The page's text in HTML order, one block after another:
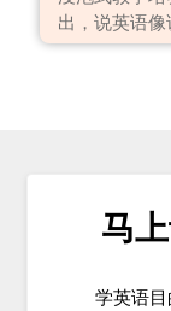
出，说英语像
马
学英语目